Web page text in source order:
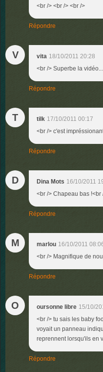
<br /> <br /> <br />
Répondre
V vita 18/10/2011 20:28
<br /> Superbe la
Répondre
T tilk 17/10/2011 00:17
<br /> c'est
Répondre
D Dina Mots 16/10/2011
<br /> Chapeau bas !<br
Répondre
M marlou 16/10/2011
<br /> Magnifique de
Répondre
O oursonne libre 15/10/
<br /> tu sais les baby
voyait un panneau
reprennent lorsqu'ils en
Répondre